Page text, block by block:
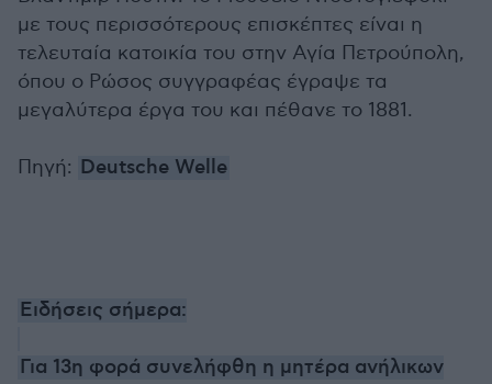
με τους περισσότερους επισκέπτες είναι η
τελευταία κατοικία του στην Αγία Πετρούπολη,
όπου ο Ρώσος συγγραφέας έγραψε τα
μεγαλύτερα έργα του και πέθανε το 1881.
Πηγή: Deutsche Welle
Ειδήσεις σήμερα:
Για 13η φορά συνελήφθη η μητέρα ανήλικων